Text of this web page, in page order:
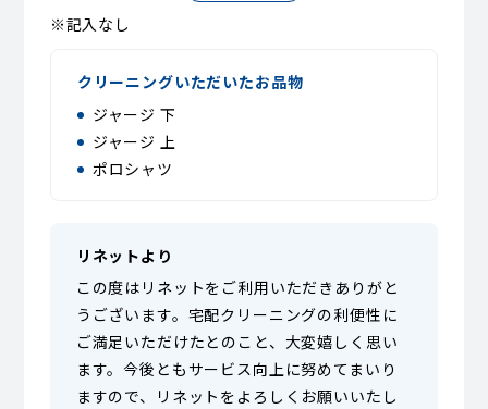
※記入なし
クリーニングいただいたお品物
ジャージ 下
ジャージ 上
ポロシャツ
リネットより
この度はリネットをご利用いただきありがと
うございます。宅配クリーニングの利便性に
ご満足いただけたとのこと、大変嬉しく思い
ます。今後ともサービス向上に努めてまいり
ますので、リネットをよろしくお願いいたし